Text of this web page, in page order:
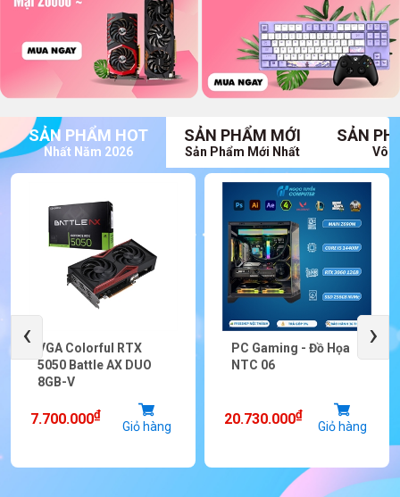
SẢN PHẨM HOT
Nhất Năm 2026
SẢN PHẨM MỚI
Sản Phẩm Mới Nhất
SẢN
Vô
VGA Colorful RTX
5050 Battle AX DUO
8GB-V
7.700.000₫
Giỏ hàng
PC Gaming - Đồ Họa
NTC 06
20.730.000₫
Giỏ hàng
‹ ›